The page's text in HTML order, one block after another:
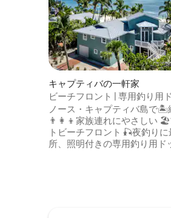
キャプティバの一軒家
ビーチフロント | 専用釣り用
拾い、日の出
ノース・キャプティバ島で🏝️
👨‍👩‍👦家族連れにやさしい
トビーチフロント 🎣夜釣り
所、照明付きの専用釣り用ド
ープスヘッドなどがたくさん
イランドクラブ会員（プール